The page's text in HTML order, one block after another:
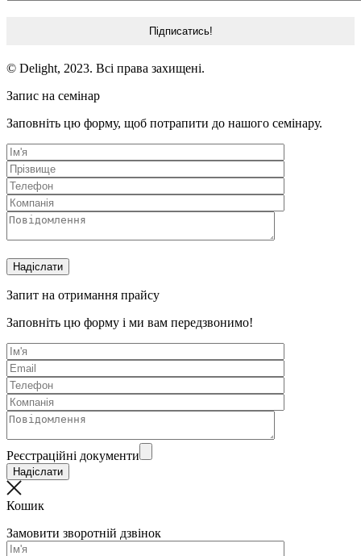
© Delight, 2023. Всі права захищені.
Запис на семінар
Заповніть цю форму, щоб потрапити до нашого семінару.
Запит на отримання прайсу
Заповніть цю форму і ми вам передзвонимо!
Реєстраційні документи
Кошик
Замовити зворотній дзвінок